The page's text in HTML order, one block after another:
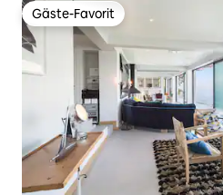
Gäste-Favorit
Gäste-Favorit